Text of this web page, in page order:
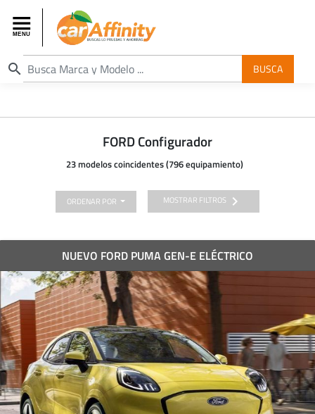
search BUSCA
FORD Configurador
23 modelos coincidentes (796 equipamiento)
ORDENAR POR MOSTRAR FILTROS chevron_right
NUEVO FORD PUMA GEN-E ELÉCTRICO